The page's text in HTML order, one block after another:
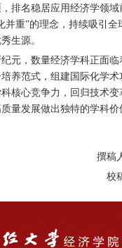
排名稳居应用经济学领域
并重”的理念，持续吸引全
生源。
元，数量经济学科正面临
养范式 ， 组建国际化学术
核心竞争力，回归技术变
量发展做出独特的学科价
撰稿
校